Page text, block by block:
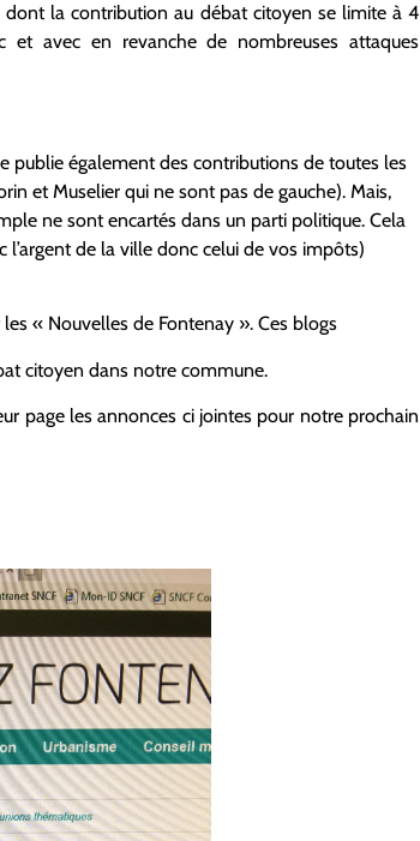
dont la contribution au débat citoyen se limite à 4
et avec en revanche de nombreuses attaques
publie également des contributions de toutes les
et Muselier qui ne sont pas de gauche). Mais,
ne sont encartés dans un parti politique. Cela
l’argent de la ville donc celui de vos impôts)
« Nouvelles de Fontenay ». Ces blogs
citoyen dans notre commune.
page les annonces ci jointes pour notre prochain